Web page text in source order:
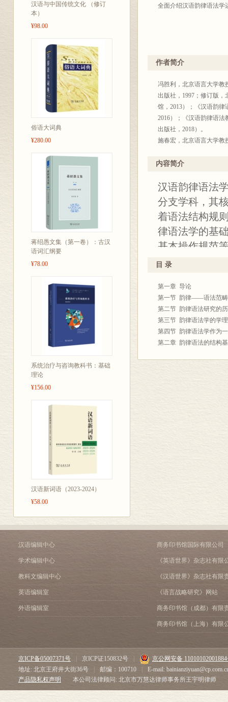
汉语与中国传统文化 （修订
本）
¥98.00
俗语大词典
¥280.00
蒋绍愚文集（第一卷）：古汉
语词汇纲要
¥78.00
系统治疗与咨询教科书：基础
理论
¥156.00
汉语新词语（2023-2024）
¥58.00
全面介绍汉语韵律语法学
作者简介
冯胜利，北京语言大学教
出版社，1997；修订版
馆，2013）；《汉语韵
2016）；《汉语韵律语
出版社，2018）。
施春宏，北京语言大学教
——互动构式语法探索》
内容简介
汉语韵律语法
分支学科，其
着语法结构规
律语法学的基
基本操作规范
法研究所蕴含
材，同时也可
目 录
第一章 导论
第一节 韵律――语法范畴
第二节 韵律语法研究的
第三节 韵律语法学的学
第四节 韵律语法学作为
第二章 韵律语法的结构
第九章 韵律形态
第十章 历史韵律语法
第十一章 方言韵律语法
第十二章 与韵律语法相
第十三章 韵律语法研究
参考文献
汉语编辑中心
学术编辑中心
教科文编辑中心
英语编辑室
外语编辑室
商务印书馆国际有限公司
《英语世界》杂志社有限
《汉语世界》杂志社有限
《语言战略研究》网站
商务印书馆（成都）有限
商务印书馆（上海）有限
京ICP备05007371号 京ICP证150832号
京公网安备
地址: 北京王府井大街36号
邮编：100710
E-mail:
产品隐私权声明
本公司法律顾问: 北京市万慧达律师事务所王宇明律师